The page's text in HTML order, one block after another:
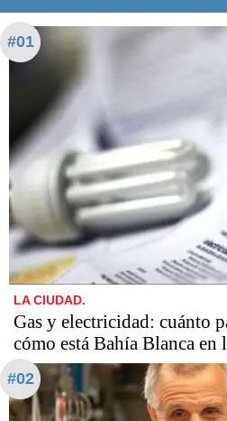
#01
LA CIUDAD.
Gas y electricidad: cuánto
cómo está Bahía Blanca en
#02